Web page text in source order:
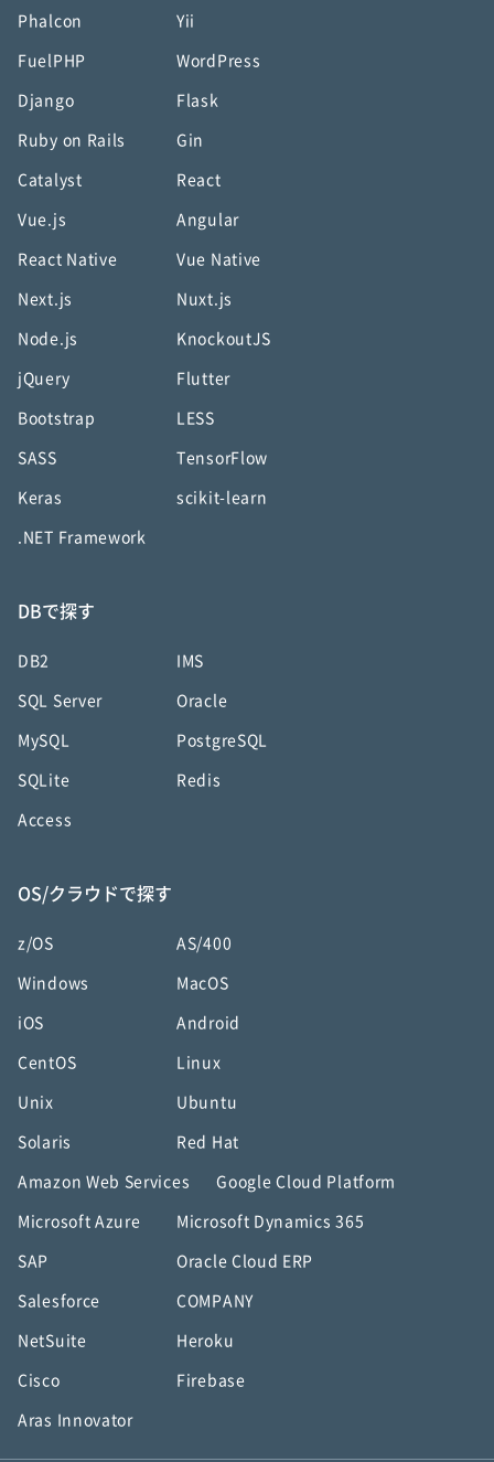
Phalcon Yii
FuelPHP WordPress
Django Flask
Ruby on Rails Gin
Catalyst React
Vue.js Angular
React Native Vue Native
Next.js Nuxt.js
Node.js KnockoutJS
jQuery Flutter
Bootstrap LESS
SASS TensorFlow
Keras scikit-learn
.NET Framework
DBで探す
DB2 IMS
SQL Server Oracle
MySQL PostgreSQL
SQLite Redis
Access
OS/クラウドで探す
z/OS AS/400
Windows MacOS
iOS Android
CentOS Linux
Unix Ubuntu
Solaris Red Hat
Amazon Web Services Google Cloud Platform
Microsoft Azure Microsoft Dynamics 365
SAP Oracle Cloud ERP
Salesforce COMPANY
NetSuite Heroku
Cisco Firebase
Aras Innovator